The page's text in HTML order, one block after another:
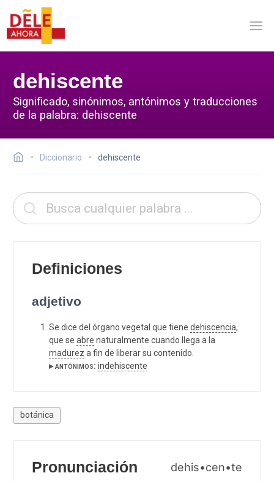
dehiscente
Significado, sinónimos, antónimos y traducciones
de la palabra: dehiscente
Diccionario dehiscente
Definiciones
adjetivo
Se dice del órgano vegetal que tiene dehiscencia,
que se abre naturalmente cuando llega a la
madurez a fin de liberar su contenido.
▸ antónimos: indehiscente
botánica
Pronunciación dehis•cen•te